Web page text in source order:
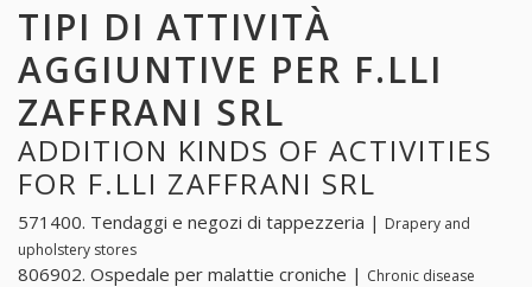
TIPI DI ATTIVITÀ
AGGIUNTIVE PER F.LLI
ZAFFRANI SRL
ADDITION KINDS OF ACTIVITIES
FOR F.LLI ZAFFRANI SRL
571400. Tendaggi e negozi di tappezzeria | Drapery and
upholstery stores
806902. Ospedale per malattie croniche | Chronic disease